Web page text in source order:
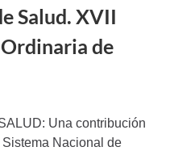
Salud. XVII
de
Una contribución
Nacional de